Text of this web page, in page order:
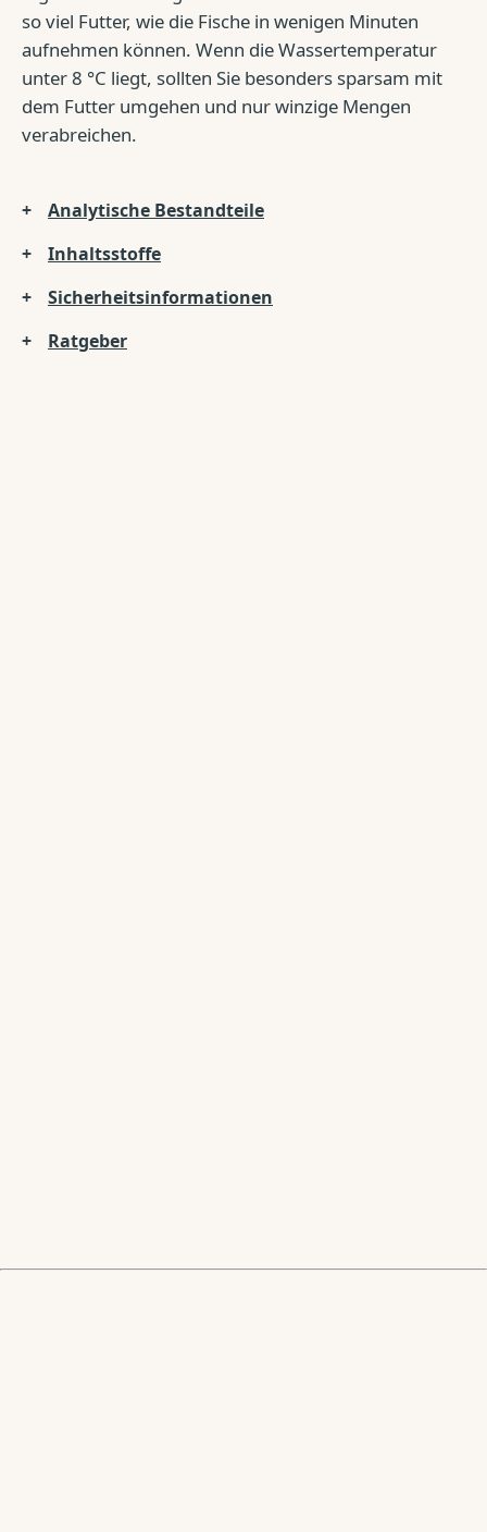
so viel Futter, wie die Fische in wenigen Minuten
aufnehmen können. Wenn die Wassertemperatur
unter 8 °C liegt, sollten Sie besonders sparsam mit
dem Futter umgehen und nur winzige Mengen
verabreichen.
Analytische Bestandteile
Inhaltsstoffe
Sicherheitsinformationen
Ratgeber